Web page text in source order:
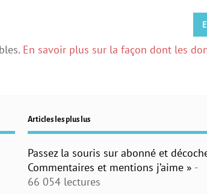
En savoir plus sur la façon dont les
Articles les plus lus
Passez la souris sur abonné et
Commentaires et mentions j’aime » -
66 054 lectures